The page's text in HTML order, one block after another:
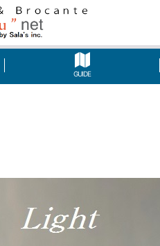
GUIDE